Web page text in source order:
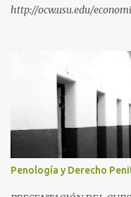
http://ocw.usu.edu/
social-research-and-
technology/economic-
studies/Course_listing
Universidad de Kyoto
economics/11en
de Corea http://
biotechnology/
Política de la India,
Penología y Derecho